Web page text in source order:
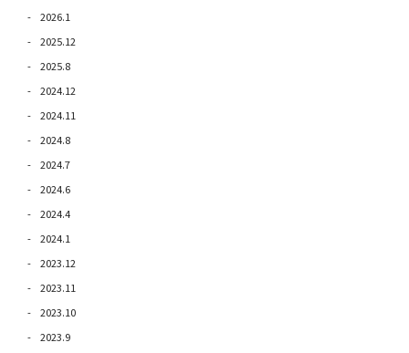
2026.1
2025.12
2025.8
2024.12
2024.11
2024.8
2024.7
2024.6
2024.4
2024.1
2023.12
2023.11
2023.10
2023.9